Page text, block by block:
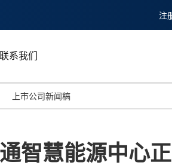
注
联系我们
投资并购
能源化工与环保
马来西亚
上市公司新闻稿
智慧能源中心正